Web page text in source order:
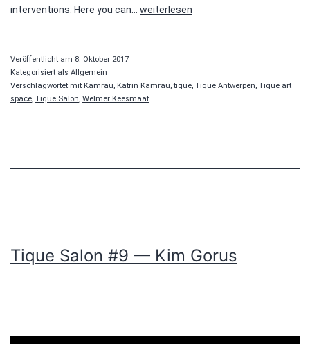
interventions. Here you can… Tique
weiterlesen
Veröffentlicht am 8. Oktober 2017
Kategorisiert als Allgemein
Verschlagwortet mit Kamrau, Katrin Kamrau,tique, Tique Antwerpen, Tique art
space, Tique Salon, Welmer Keesmaat
Tique Salon #9 — Kim Gorus